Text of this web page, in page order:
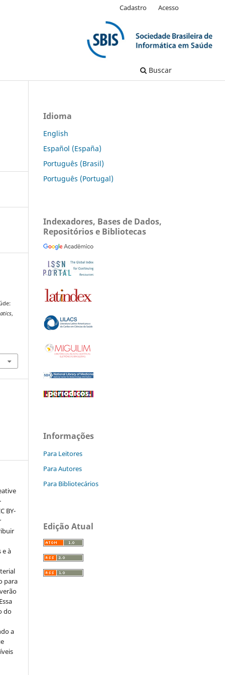
Buscar
Cadastro Acesso
,
BY-
e à
para
do
a
Idioma
English
Español (España)
Português (Brasil)
Português (Portugal)
Indexadores, Bases de Dados,
Repositórios e Bibliotecas
Informações
Para Leitores
Para Autores
Para Bibliotecários
Edição Atual